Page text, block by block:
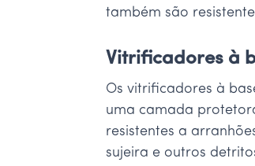
também são
Vitrificadores à
Os vitrificadores à
uma camada
resistentes a
sujeira e outros